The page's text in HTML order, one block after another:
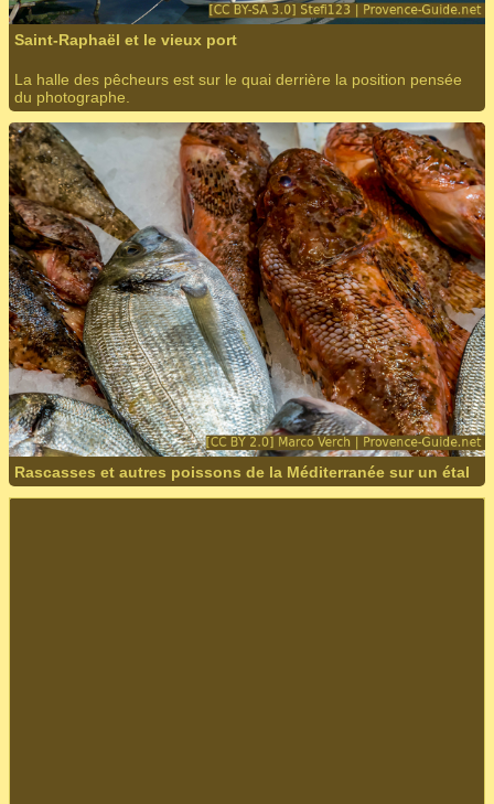
Saint-Raphaël et le vieux port
La halle des pêcheurs est sur le quai derrière la position pensée
du photographe.
Rascasses et autres poissons de la Méditerranée sur un étal